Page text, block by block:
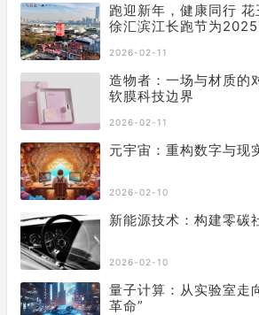
跑迎新年，健康同行 花
徐汇滨江长跑节为
2026-02-11
造物者：一场与材质的
软膜科技边界
2026-02-11
元宇宙：重构数字与现
2026-02-10
新能源技术：构建零碳
2026-02-10
量子计算：从实验室走
革命”